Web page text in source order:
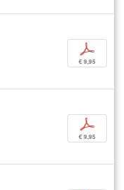
p
€ 9,95
p
€ 9,95